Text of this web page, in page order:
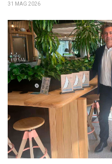
31 MAG 2026